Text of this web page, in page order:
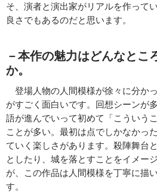
そ、演者と演出家がリアルを作って
良さでもあるのだと思います。
－本作の魅力はどんなとこ
か。
登場人物の人間模様が徐々に分か
がすごく面白いです。回想シーンが
語が進んでいって初めて「こういう
ことが多い。最初は点でしかなかっ
ていく楽しさがあります。殺陣舞台
としたり、城を落とすことをイメー
が、この作品は人間模様を丁寧に描
す。